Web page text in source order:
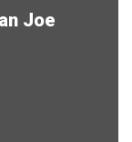
Joe